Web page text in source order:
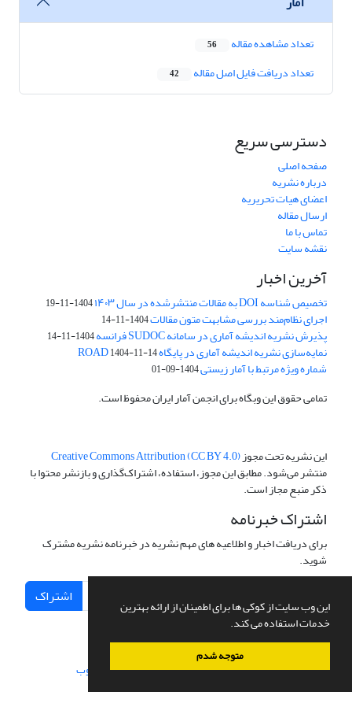
این وب سایت از کوکی ها برای اطمینان از ارائه بهترین
خدمات استفاده می کند.
متوجه شدم
تعداد مشاهده مقاله 56
تعداد دریافت فایل اصل مقاله 42
دسترسی سریع
صفحه اصلی
درباره نشریه
اعضای هیات تحریریه
ارسال مقاله
تماس با ما
نقشه سایت
آخرین اخبار
تخصیص شناسه DOI به مقالات منتشرشده در سال ۱۴۰۳ 1404-11-19
اجرای نظام‌مند بررسی مشابهت متون مقالات1404-11-14
پذیرش نشریه اندیشه آماری در سامانه SUDOC فرانسه 1404-11-14
نمایه‌سازی نشریه اندیشه آماری در پایگاه ROAD1404-11-14
شماره ویژه مرتبط با آمار زیستی1404-09-01
تمامی حقوق این وبگاه برای انجمن آمار ایران محفوظ است.
این نشریه تحت مجوزCreative Commons Attribution (CC BY 4.0)
منتشر می‌شود. مطابق این مجوز، استفاده، اشتراک‌گذاری و بازنشر محتوا با
ذکر منبع مجاز است.
اشتراک خبرنامه
برای دریافت اخبار و اطلاعیه های مهم نشریه در خبرنامه نشریه مشترک
شوید.
اشتراک
سامانه مدیریت نشریات علمی.طراحی و پیاده سازی از سیناوب